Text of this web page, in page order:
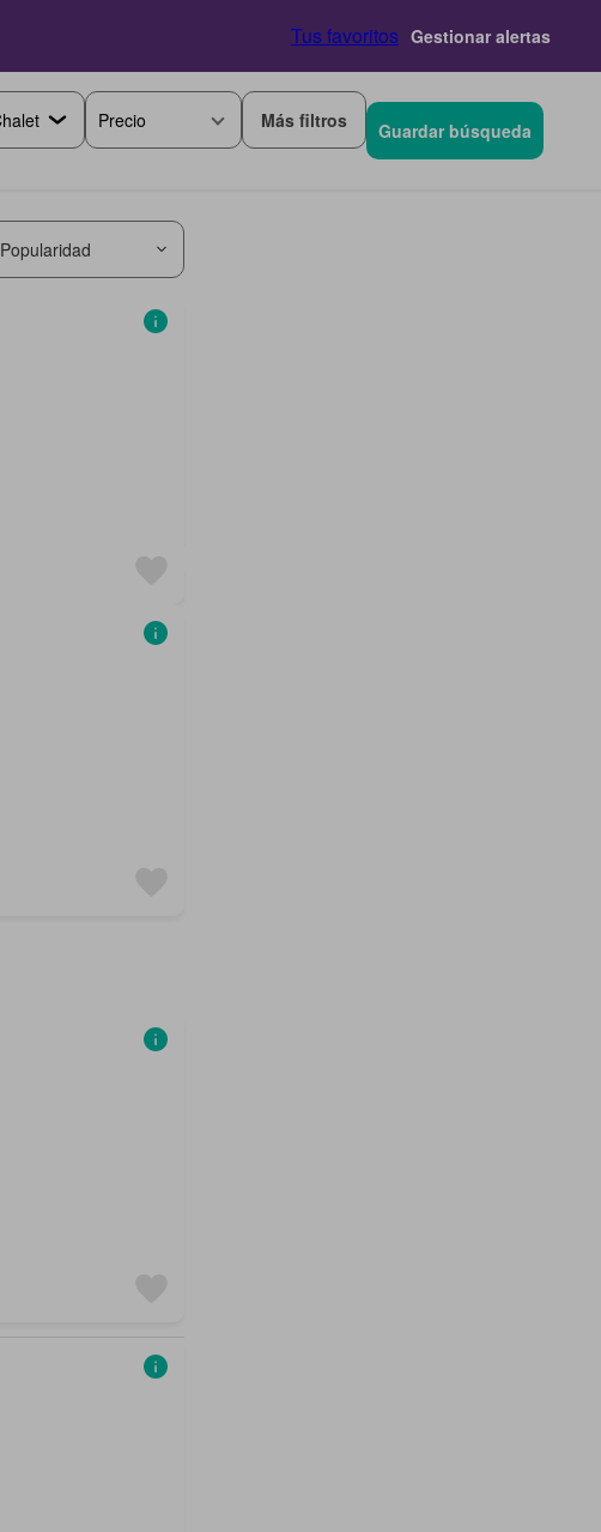
Tus favoritos Gestionar alertas
Precio Más filtros Guardar búsqueda
Popularidad